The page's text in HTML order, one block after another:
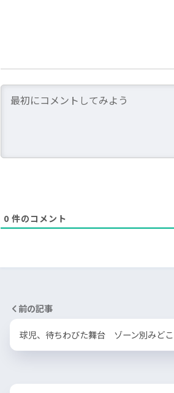
0 件のコメント
前の記事
球児、待ちわびた舞台 ゾーン別みど